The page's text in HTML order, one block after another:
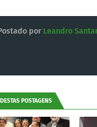
por Leandro
POSTAGENS